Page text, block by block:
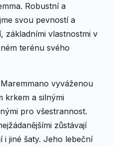
Robustní a
svou pevností a
základními vlastnostmi v
terénu svého
vyváženou
krkem a silnými
pro všestrannost.
zůstávají
i ​​jiné šaty. Jeho lebeční